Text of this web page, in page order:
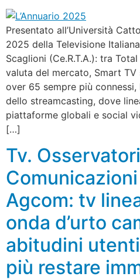
Presentato all’Università
2025 della Televisione
Scaglioni (Ce.R.T.A.): tra
valuta del mercato, Smart
over 65 sempre più connessi,
dello streamcasting, dove
piattaforme globali e social
[…]
Tv.
Agcom: tv
onda d’urto
abitudini
più restare